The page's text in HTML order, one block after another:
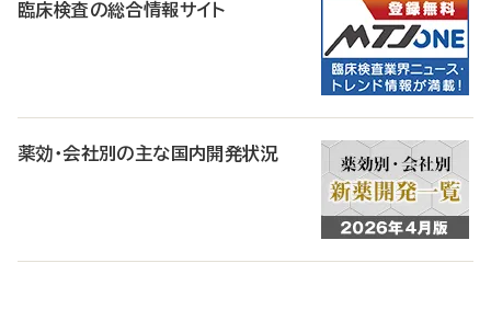
臨床検査の総合情報サイト
薬効・会社別の主な国内開発状況